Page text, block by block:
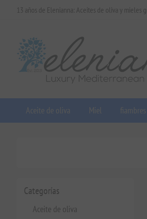
13 años de Elenianna: Aceites de oliva y mieles
Aceite de oliva Miel fiambres
Categorías
Aceite de oliva